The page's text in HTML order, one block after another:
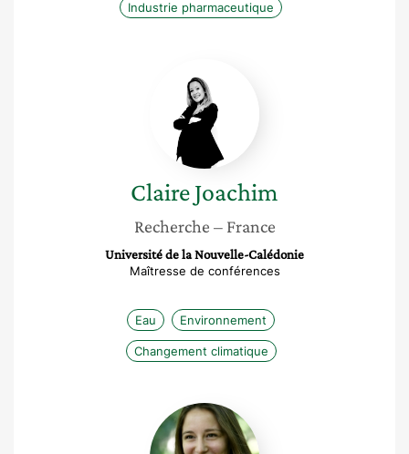
Industrie pharmaceutique
Joachim
ClaireJoachim
Recherche – France
Université de la Nouvelle-Calédonie
Maîtresse de conférences
Eau Environnement
Changement climatique
Lucie
Penin